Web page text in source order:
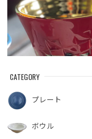
CATEGORY
プレート
ボウル